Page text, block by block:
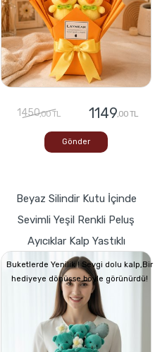
1450,00 TL 1149,00 TL
Gönder
Beyaz Silindir Kutu İçinde
Sevimli Yeşil Renkli Peluş
Ayıcıklar Kalp Yastıklı
Buketlerde Yenilik ! Sevgi dolu kalp,Bir
hediyeye dönüşse böyle görünürdü!